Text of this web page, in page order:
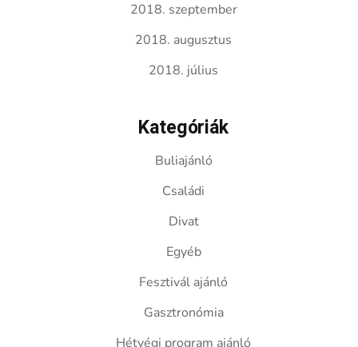
2018. szeptember
2018. augusztus
2018. július
Kategóriák
Buliajánló
Családi
Divat
Egyéb
Fesztivál ajánló
Gasztronómia
Hétvégi program ajánló